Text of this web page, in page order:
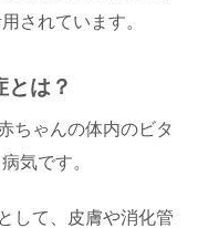
されています。
は？
ちゃんの体内のビタ
気です。
して、皮膚や消化管